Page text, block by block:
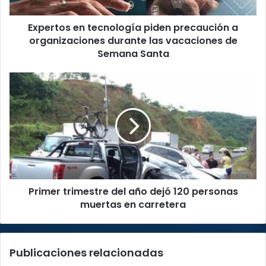
las
vacaciones
Expertos en tecnología piden precaución a
organizaciones durante las vacaciones de
Semana Santa
Primer
trimestre
del
año
dejó
120
personas
muertas
en
carreteraPrimer trimestre del año dejó 120 personas
muertas en carretera
Publicaciones relacionadas